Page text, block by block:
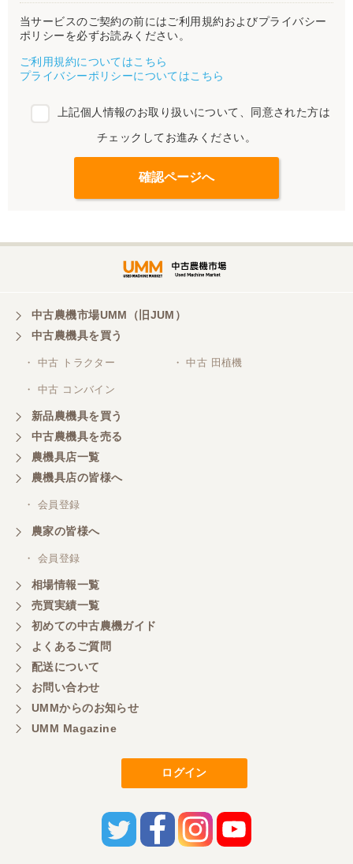
当サービスのご契約の前にはご利用規約およびプライバシー
ポリシーを必ずお読みください。
ご利用規約についてはこちら
プライバシーポリシーについてはこちら
上記個人情報のお取り扱いについて、同意された方は
チェックしてお進みください。
中古農機市場UMM（旧JUM）
中古農機具を買う
・ 中古 トラクター ・ 中古 田植機
・ 中古 コンバイン
新品農機具を買う
中古農機具を売る
農機具店一覧
農機具店の皆様へ
・ 会員登録
農家の皆様へ
・ 会員登録
相場情報一覧
売買実績一覧
初めての中古農機ガイド
よくあるご質問
配送について
お問い合わせ
UMMからのお知らせ
UMM Magazine
ログイン